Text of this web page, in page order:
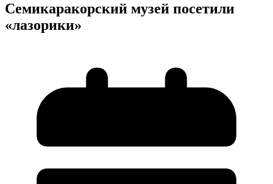
Семикаракорский музей посетили
«лазорики»